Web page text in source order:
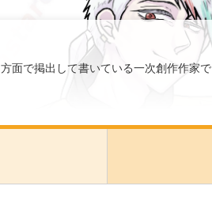
面で掲出して書いている一次創作作家で